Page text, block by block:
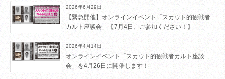
2026年6月29日
【緊急開催】オンラインイベント「スカウト的観戦者
カルト座談会」【7月4日、ご参加ください！】
2026年4月14日
オンラインイベント「スカウト的観戦者カルト座談
会」を4月26日に開催します！